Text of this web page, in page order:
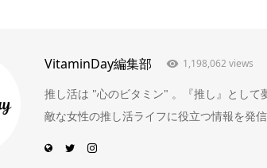
VitaminDay編集部 1,198,062 views
推し活は "心のビタミン" 。『推し』とし
敵な女性の推し活ライフに役立つ情報を発信